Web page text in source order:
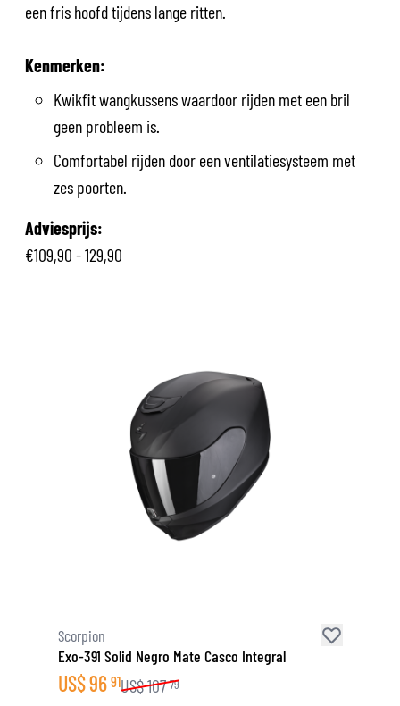
een fris hoofd tijdens lange ritten.
Kenmerken:
Kwikfit wangkussens waardoor rijden met een bril
geen probleem is.
Comfortabel rijden door een ventilatiesysteem met
zes poorten.
Adviesprijs:
€109,90 - 129,90
Scorpion
Exo-391 Solid Negro Mate Casco Integral
US$96 91US$107 79